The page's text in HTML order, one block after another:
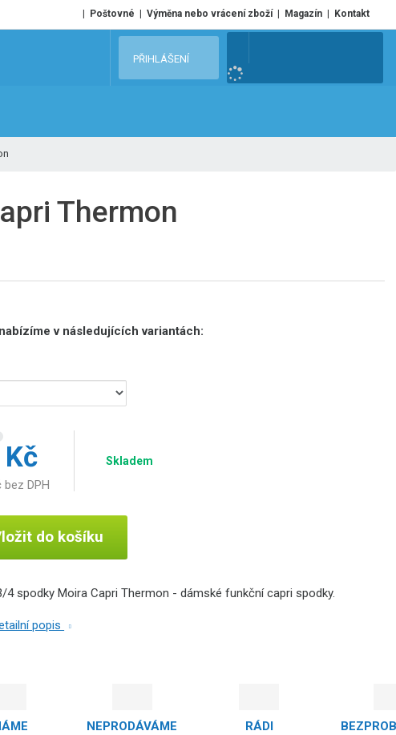
Poštovné Výměna nebo vrácení zboží Magazín Kontakt
e
PŘIHLÁŠENÍ
Thermon
v následujících variantách:
bez DPH
Skladem
do košíku
4 spodky Moira Capri Thermon - dámské funkční capri spodky.
popis
NEPRODÁVÁME
RÁDI